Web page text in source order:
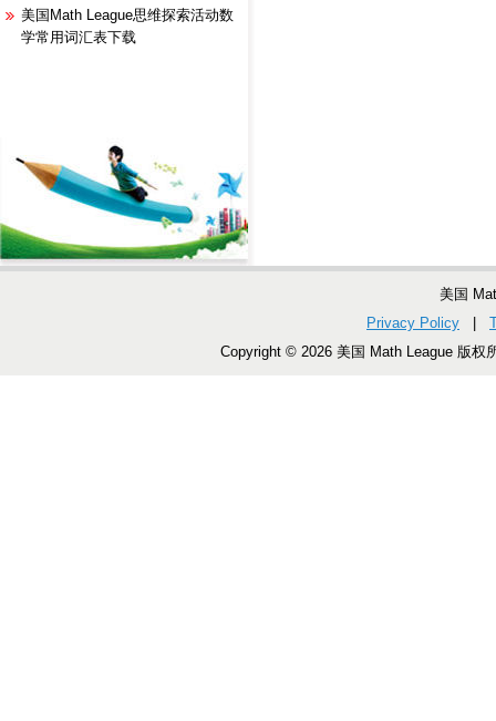
美国Math League思维探索活动数
学常用词汇表下载
美国
Privacy Policy
Copyright © 2026 美国 Math League 版